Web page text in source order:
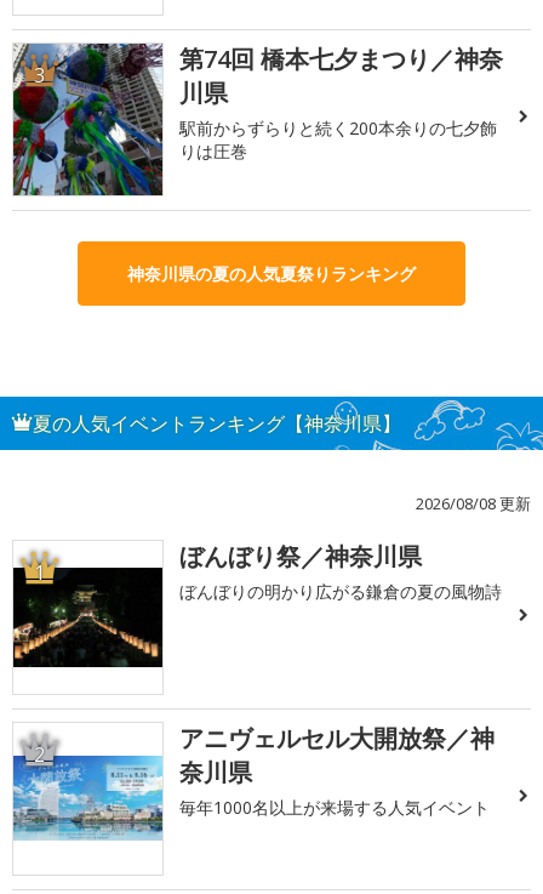
3
第74回 橋本七夕まつり／神奈
川県
駅前からずらりと続く200本余りの七夕飾
りは圧巻
神奈川県の夏の人気夏祭りランキング
夏の人気イベントランキング【神奈川県】
2026/08/08 更新
1 ぼんぼり祭／神奈川県
ぼんぼりの明かり広がる鎌倉の夏の風物詩
2
アニヴェルセル大開放祭／神
奈川県
毎年1000名以上が来場する人気イベント